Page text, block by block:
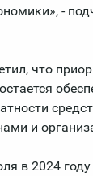
-
что
и
в 2024 году